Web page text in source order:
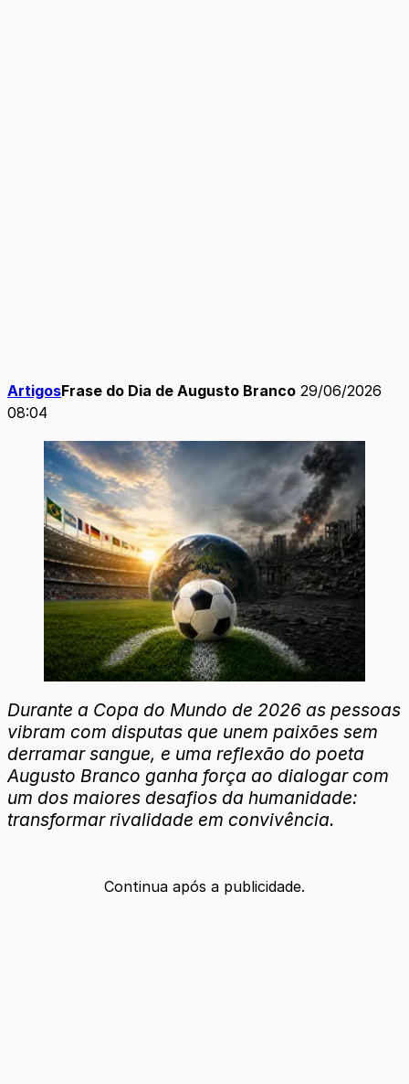
ArtigosFrase do Dia de Augusto Branco 29/06/2026
08:04
Durante a Copa do Mundo de 2026 as pessoas
vibram com disputas que unem paixões sem
derramar sangue, e uma reflexão do poeta
Augusto Branco ganha força ao dialogar com
um dos maiores desafios da humanidade:
transformar rivalidade em convivência.
Continua após a publicidade.